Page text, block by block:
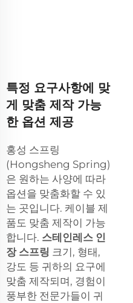
특정 요구사항에 맞
게 맞춤 제작 가능
한 옵션 제공
홍성 스프링
(Hongsheng Spring)
은 원하는 사양에 따라
옵션을 맞춤화할 수 있
는 곳입니다. 케이블 제
품도 맞춤 제작이 가능
합니다. 스테인레스 인
장 스프링 크기, 형태,
강도 등 귀하의 요구에
맞춤 제작되며, 경험이
풍부한 전문가들이 귀